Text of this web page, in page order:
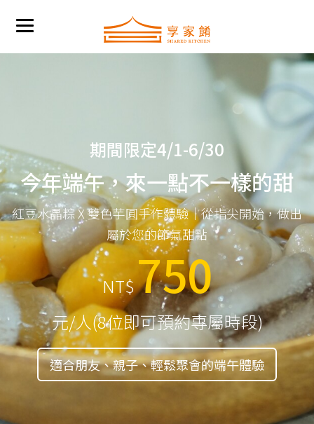
期間限定4/1-6/30
今年端午，來一點不一樣的甜
紅豆水晶粽 X 雙色芋圓手作體驗｜從指尖開始，做出
屬於您的節氣甜點
NT$750
元/人(8位即可預約專屬時段)
適合朋友、親子、輕鬆聚會的端午體驗